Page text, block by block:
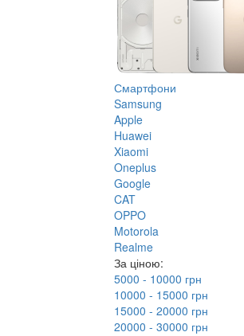
Смартфони
Samsung
Apple
Huawei
Xiaomi
Oneplus
Google
CAT
OPPO
Motorola
Realme
За ціною:
5000 - 10000 грн
10000 - 15000 грн
15000 - 20000 грн
20000 - 30000 грн